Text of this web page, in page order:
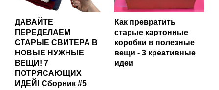
ДАВАЙТЕ
ПЕРЕДЕЛАЕМ
СТАРЫЕ СВИТЕРА В
НОВЫЕ НУЖНЫЕ
ВЕЩИ! 7
ПОТРЯСАЮЩИХ
ИДЕЙ! Сборник #5
Как превратить
старые картонные
коробки в полезные
вещи - 3 креативные
идеи